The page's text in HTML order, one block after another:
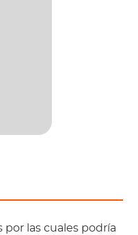
por las cuales podría